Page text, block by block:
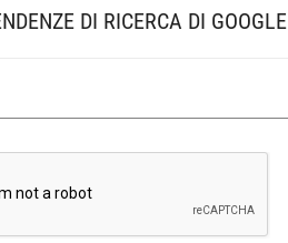
DI RICERCA DI GOOGLE